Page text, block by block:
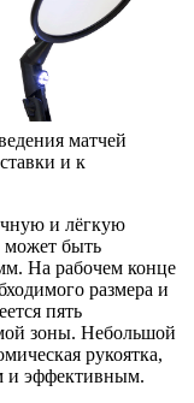
матчей
и к
и лёгкую
может быть
На рабочем конце
размера и
пять
зоны. Небольшой
рукоятка,
и эффективным.